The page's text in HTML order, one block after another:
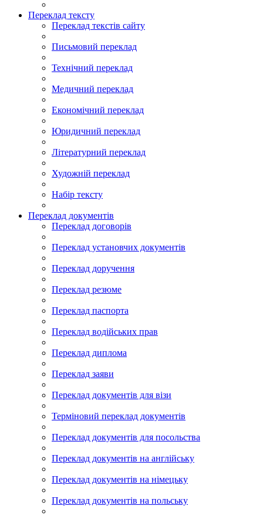
Переклад тексту
Переклад текстів сайту
Письмовий переклад
Технічний переклад
Медичний переклад
Економічний переклад
Юридичний переклад
Літературний переклад
Художній переклад
Набір тексту
Переклад документів
Переклад договорів
Переклад установчих документів
Переклад доручення
Переклад резюме
Переклад паспорта
Переклад водійських прав
Переклад диплома
Переклад заяви
Переклад документів для візи
Терміновий переклад документів
Переклад документів для посольства
Переклад документів на англійську
Переклад документів на німецьку
Переклад документів на польську